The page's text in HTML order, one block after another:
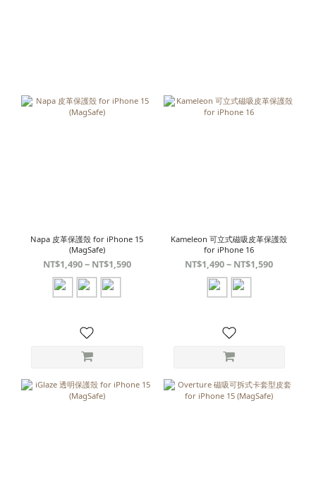
Napa 皮革保護殼 for iPhone 15
(MagSafe)
NT$1,490 ~ NT$1,590
Kameleon 可立式磁吸皮革保護殼
for iPhone 16
NT$1,490 ~ NT$1,590